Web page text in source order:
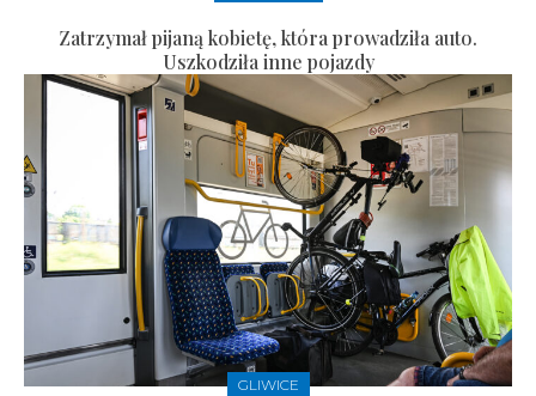
Zatrzymał pijaną kobietę, która prowadziła auto.
Uszkodziła inne pojazdy
GLIWICE